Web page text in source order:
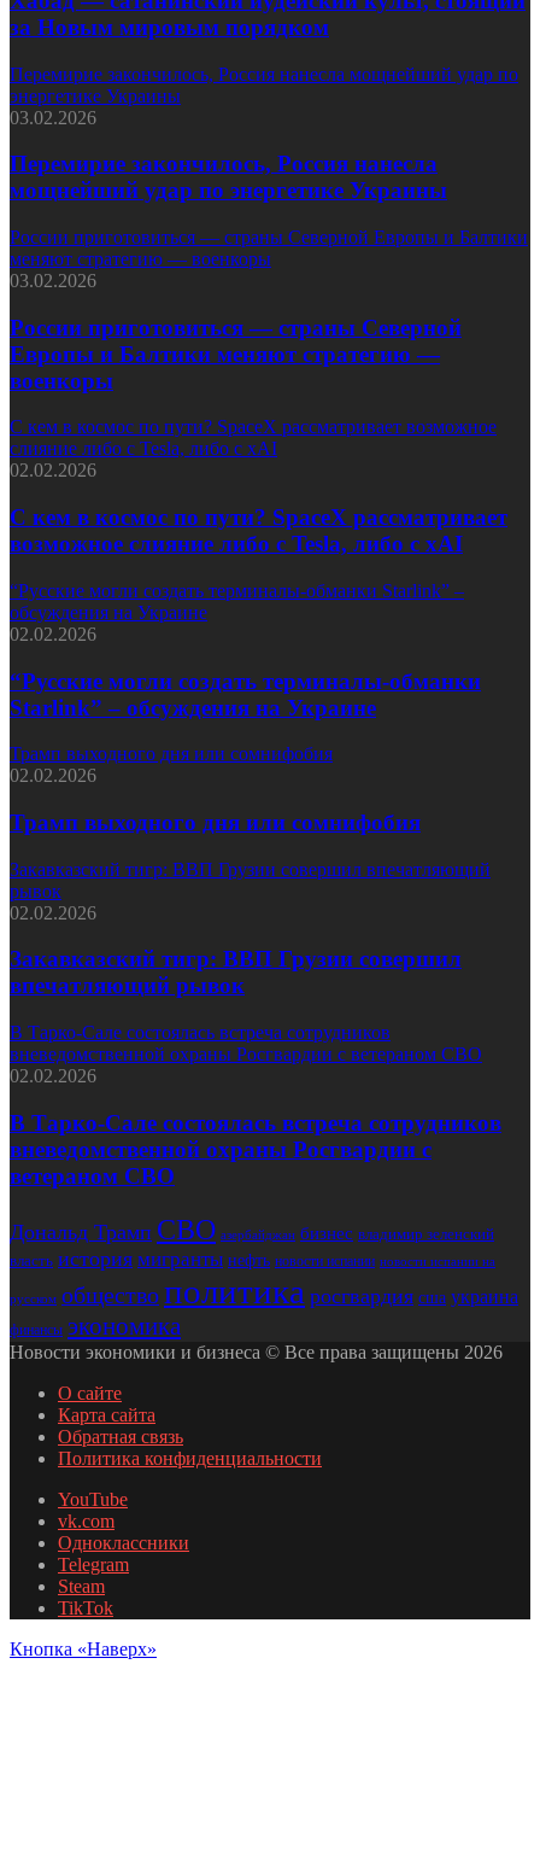
за Новым мировым порядком
Перемирие закончилось, Россия нанесла мощнейший удар по
энергетике Украины
03.02.2026
Перемирие закончилось, Россия нанесла
мощнейший удар по энергетике Украины
России приготовиться — страны Северной Европы и Балтики
меняют стратегию — военкоры
03.02.2026
России приготовиться — страны Северной
Европы и Балтики меняют стратегию —
военкоры
С кем в космос по пути? SpaceX рассматривает возможное
слияние либо с Tesla, либо с xAI
02.02.2026
С кем в космос по пути? SpaceX рассматривает
возможное слияние либо с Tesla, либо с xAI
“Русские могли создать терминалы-обманки Starlink” –
обсуждения на Украине
02.02.2026
“Русские могли создать терминалы-обманки
Starlink” – обсуждения на Украине
Трамп выходного дня или сомнифобия
02.02.2026
Трамп выходного дня или сомнифобия
Закавказский тигр: ВВП Грузии совершил впечатляющий
рывок
02.02.2026
Закавказский тигр: ВВП Грузии совершил
впечатляющий рывок
В Тарко-Сале состоялась встреча сотрудников
вневедомственной охраны Росгвардии с ветераном СВО
02.02.2026
В Тарко-Сале состоялась встреча сотрудников
вневедомственной охраны Росгвардии с
ветераном СВО
Дональд Трамп СВО азербайджан бизнес владимир зеленский
власть история мигранты нефть новости испании новости испании на
русском обществополитика росгвардия сша украина
финансы экономика
Новости экономики и бизнеса © Все права защищены 2026
О сайте
Карта сайта
Обратная связь
Политика конфиденциальности
YouTube
vk.com
Одноклассники
Telegram
Steam
TikTok
Кнопка «Наверх»